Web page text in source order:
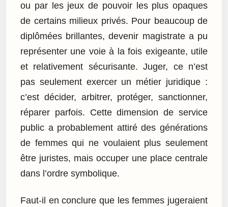
ou par les jeux de pouvoir les plus opaques
de certains milieux privés. Pour beaucoup de
diplômées brillantes, devenir magistrate a pu
représenter une voie à la fois exigeante, utile
et relativement sécurisante. Juger, ce n’est
pas seulement exercer un métier juridique :
c’est décider, arbitrer, protéger, sanctionner,
réparer parfois. Cette dimension de service
public a probablement attiré des générations
de femmes qui ne voulaient plus seulement
être juristes, mais occuper une place centrale
dans l’ordre symbolique.
Faut-il en conclure que les femmes jugeraient